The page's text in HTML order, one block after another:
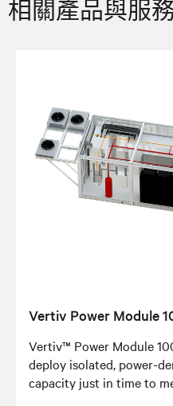
相關產品與服
Vertiv Power Module
Vertiv™ Power Module
deploy isolated, power-
capacity just in time to